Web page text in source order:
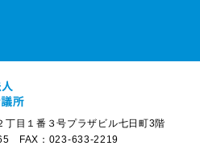
目１番３号プラザビル七日町3階
FAX：023-633-2219